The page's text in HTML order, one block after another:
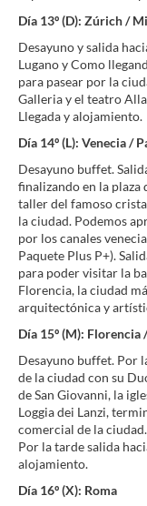
Día 13º (D): Zúrich /
Desayuno y salida
Lugano y Como
para pasear por la
Galleria y el teatro
Llegada y alojamiento.
Día 14º (L): Venecia /
Desayuno buffet.
finalizando en la plaza
taller del famoso
la ciudad. Podemos
por los canales
Paquete Plus P+).
para poder visitar la
Florencia, la ciudad
arquitectónica y
Día 15º (M): Florencia
Desayuno buffet. Por
de la ciudad con su
de San Giovanni, la
Loggia dei Lanzi,
comercial de la
Por la tarde salida
alojamiento.
Día 16º (X): Roma